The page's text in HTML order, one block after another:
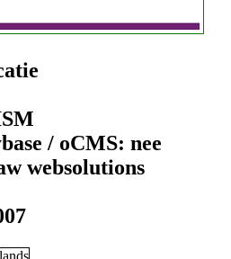
/ oCMS: nee
websolutions